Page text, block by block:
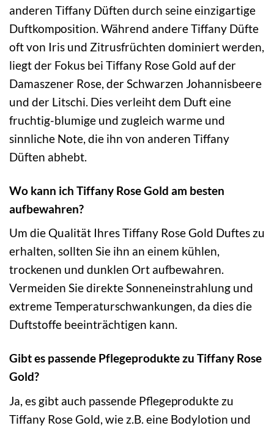
anderen Tiffany Düften durch seine einzigartige
Duftkomposition. Während andere Tiffany Düfte
oft von Iris und Zitrusfrüchten dominiert werden,
liegt der Fokus bei Tiffany Rose Gold auf der
Damaszener Rose, der Schwarzen Johannisbeere
und der Litschi. Dies verleiht dem Duft eine
fruchtig-blumige und zugleich warme und
sinnliche Note, die ihn von anderen Tiffany
Düften abhebt.
Wo kann ich Tiffany Rose Gold am besten
aufbewahren?
Um die Qualität Ihres Tiffany Rose Gold Duftes zu
erhalten, sollten Sie ihn an einem kühlen,
trockenen und dunklen Ort aufbewahren.
Vermeiden Sie direkte Sonneneinstrahlung und
extreme Temperaturschwankungen, da dies die
Duftstoffe beeinträchtigen kann.
Gibt es passende Pflegeprodukte zu Tiffany Rose
Gold?
Ja, es gibt auch passende Pflegeprodukte zu
Tiffany Rose Gold, wie z.B. eine Bodylotion und